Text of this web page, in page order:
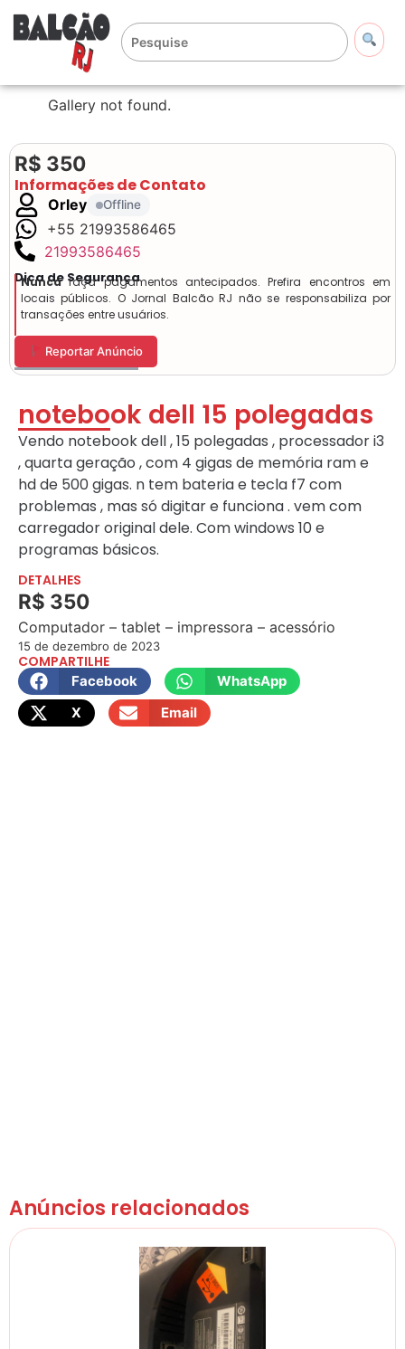
Gallery not found.
R$ 350
Informações de Contato
Orley Offline
+55 21993586465
21993586465
Dica de Segurança
Nuncafaça pagamentos antecipados. Prefira encontros em
locais públicos. O Jornal Balcão RJ não se responsabiliza por
transações entre usuários.
Reportar Anúncio
notebook dell 15 polegadas
Vendo notebook dell , 15 polegadas , processador i3
, quarta geração , com 4 gigas de memória ram e
hd de 500 gigas. n tem bateria e tecla f7 com
problemas , mas só digitar e funciona . vem com
carregador original dele. Com windows 10 e
programas básicos.
DETALHES
R$ 350
Computador – tablet – impressora – acessório
15 de dezembro de 2023
COMPARTILHE
Facebook
WhatsApp
X
Email
Anúncios relacionados